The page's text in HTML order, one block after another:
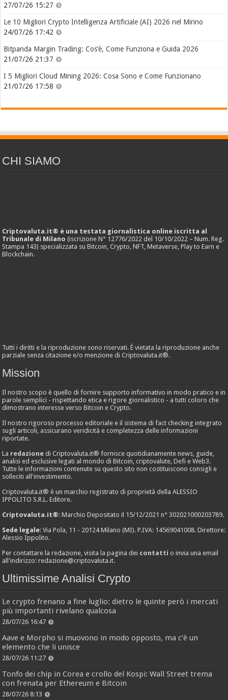
27/07/26 15:27
Le 10 Migliori Crypto Intelligenza Artificiale (AI) 2026 nel Mirino
24/07/26 17:42
Bitpanda Margin Trading: Cos’è, Come Funziona e Guida 2026
21/07/26 21:37
I 5 Migliori Cloud Mining 2026: Cosa Sono e Come Funzionano
21/07/26 17:58
CHI SIAMO
Criptovaluta.it® è una testata giornalistica online iscritta al
Tribunale di Milano (iscrizione N° 12776/2022 del 10/10/2022 – Num. Reg.
Stampa 143) specializzata su Bitcoin, Crypto, NFT, Metaverse, Play to Earn e
Blockchain.
Tutti i diritti e la riproduzione sono riservati. È vietata la riproduzione anche
parziale senza citazione e/o menzione di Criptovaluta.it®.
Mission
Il nostro scopo è quello di fornire supporto informativo in modo pratico e in
parole semplici - rispettando etica e rigore giornalistico - a tutti coloro che
dimostrano interesse verso Bitcoin e Crypto.
Il nostro rigoroso processo editoriale e il sistema di fact checking integrato
sugli articoli, assicurano veridicità e completezza delle informazioni
riportate.
La redazione di Criptovaluta.it® fornisce quotidianamente news, guide,
analisi ed esclusive legati al mondo di Bitcoin, criptovalute, Defi e Web3.
Tutte le informazioni contenute su questo sito non costituiscono consigli e
solleciti all'investimento.
Criptovaluta.it® è un marchio registrato di proprietà della ALESSIO
IPPOLITO S.R.L. Editore.
Criptovaluta.it®: Marchio Depositato il 15/12/2021 n° 302021000203789.
Sede legale: Via Pola, 11 - 20124 Milano (MI). P.IVA: 14569041008. Direttore:
Alessio Ippolito.
Per contattare la redazione, visita la pagina dei contatti o invia una email
all'indirizzo:redazione@criptovaluta.it.
Ultimissime Analisi Crypto
Le crypto frenano a fine luglio: dietro le quinte però i mercati
più importanti rivelano qualcosa
28/07/26 16:47
Aave e Morpho si muovono in modo opposto, ma c’è un
elemento che li unisce
28/07/26 11:27
Tonfo dei chip in Corea e crollo del Kospi: Wall Street trema
con frenata per Ethereum e Bitcoin
28/07/26 8:13